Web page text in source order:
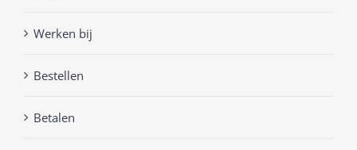
Werken bij
Bestellen
Betalen